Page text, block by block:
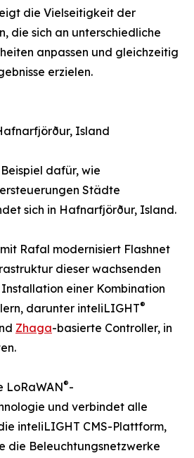
die Vielseitigkeit der
die sich an unterschiedliche
anpassen und gleichzeitig
erzielen.
Island
dafür, wie
Städte
sich in Hafnarfjörður, Island.
Rafal modernisiert Flashnet
dieser wachsenden
einer Kombination
darunter inteliLIGHT®
Zhaga-basierte Controller, in
LoRaWAN®-
und verbindet alle
inteliLIGHT CMS-Plattform,
die Beleuchtungsnetzwerke